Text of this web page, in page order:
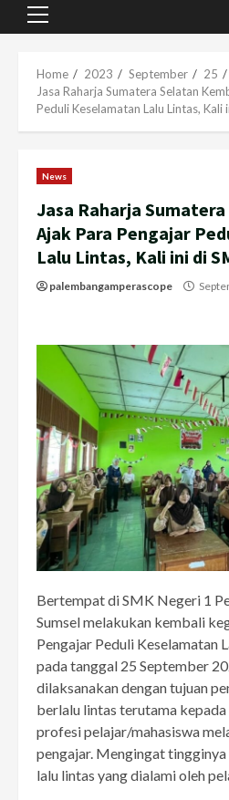
Primary
Home 2023 September
25
Jasa Raharja Sumatera Selatan
Peduli Keselamatan Lalu Lintas, Kali
News
Jasa Raharja
Ajak Para Pengajar
Lalu Lintas, Kali ini di
palembangamperascope
Bertempat di SMK Negeri 1
Sumsel melakukan kembali
Pengajar Peduli Keselamatan
pada tanggal 25 September
dilaksanakan dengan tujuan
berlalu lintas terutama
profesi pelajar/mahasiswa
pengajar. Mengingat
lalu lintas yang dialami oleh